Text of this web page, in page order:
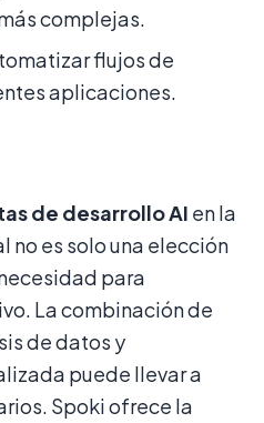
complejas.
flujos de
aplicaciones.
de desarrollo AI en la
es solo una elección
para
La combinación de
de datos y
puede llevar a
Spoki ofrece la